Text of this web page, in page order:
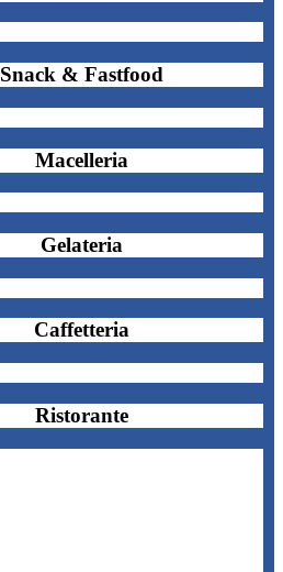
Snack & Fastfood
Macelleria
Gelateria
Caffetteria
Ristorante